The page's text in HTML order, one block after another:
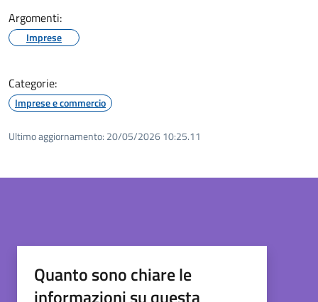
Argomenti:
Imprese
Categorie:
Imprese e commercio
Ultimo aggiornamento: 20/05/2026 10:25.11
Quanto sono chiare le